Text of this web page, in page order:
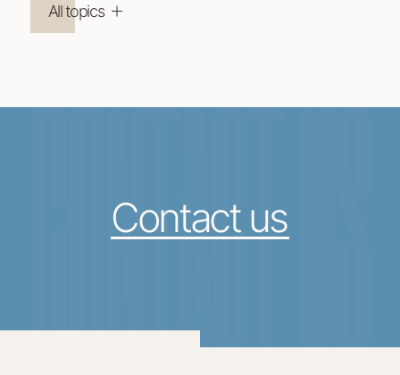
All topics
CONTACT US
Contact us